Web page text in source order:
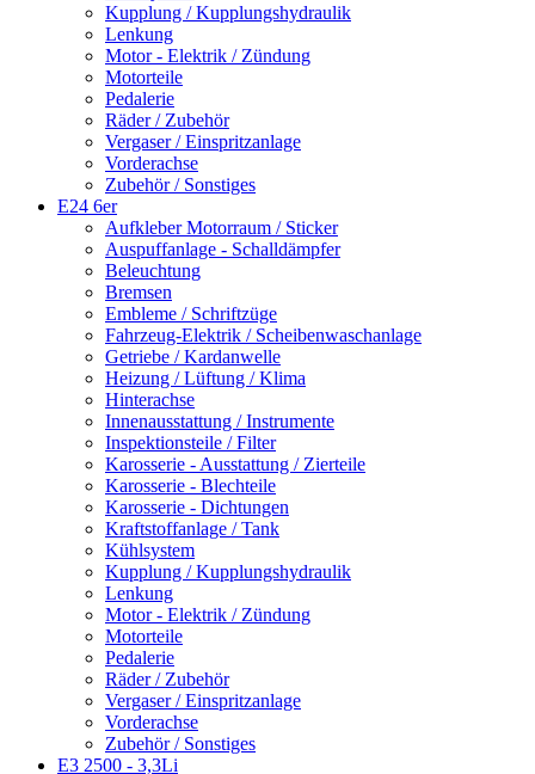
Kupplung / Kupplungshydraulik
Lenkung
Motor - Elektrik / Zündung
Motorteile
Pedalerie
Räder / Zubehör
Vergaser / Einspritzanlage
Vorderachse
Zubehör / Sonstiges
E24 6er
Aufkleber Motorraum / Sticker
Auspuffanlage - Schalldämpfer
Beleuchtung
Bremsen
Embleme / Schriftzüge
Fahrzeug-Elektrik / Scheibenwaschanlage
Getriebe / Kardanwelle
Heizung / Lüftung / Klima
Hinterachse
Innenausstattung / Instrumente
Inspektionsteile / Filter
Karosserie - Ausstattung / Zierteile
Karosserie - Blechteile
Karosserie - Dichtungen
Kraftstoffanlage / Tank
Kühlsystem
Kupplung / Kupplungshydraulik
Lenkung
Motor - Elektrik / Zündung
Motorteile
Pedalerie
Räder / Zubehör
Vergaser / Einspritzanlage
Vorderachse
Zubehör / Sonstiges
E3 2500 - 3,3Li